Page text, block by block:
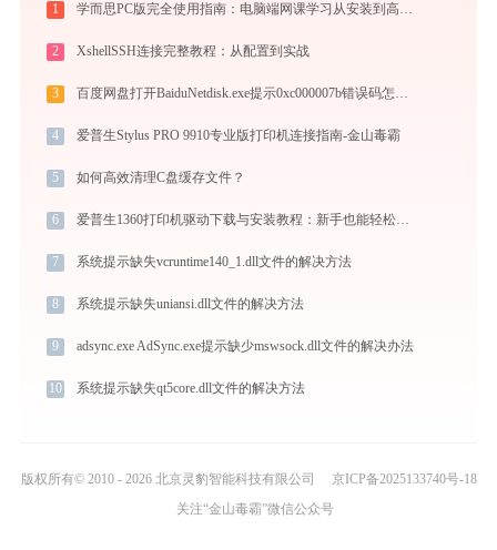
1 学而思PC版完全使用指南：电脑端网课学习从安装到高效上课（2026最新）
2 XshellSSH连接完整教程：从配置到实战
3 百度网盘打开BaiduNetdisk.exe提示0xc000007b错误码怎么办
4 爱普生Stylus PRO 9910专业版打印机连接指南-金山毒霸
5 如何高效清理C盘缓存文件？
6 爱普生1360打印机驱动下载与安装教程：新手也能轻松搞定
7 系统提示缺失vcruntime140_1.dll文件的解决方法
8 系统提示缺失uniansi.dll文件的解决方法
9 adsync.exe AdSync.exe提示缺少mswsock.dll文件的解决办法
10 系统提示缺失qt5core.dll文件的解决方法
版权所有© 2010 - 2026 北京灵豹智能科技有限公司
京ICP备2025133740号-18
关注“金山毒霸”微信公众号